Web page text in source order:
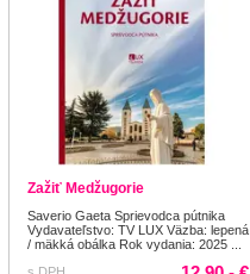
Zažiť Medžugorie
Saverio Gaeta Sprievodca pútnika
Vydavateľstvo: TV LUX Väzba: lepená
/ mäkká obálka Rok vydania: 2025 ...